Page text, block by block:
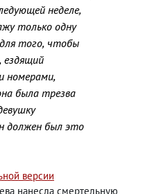
неделе,
только одну
того, чтобы
, ездящий
номерами,
была трезва
должен был это
версии
нанесла смертельную